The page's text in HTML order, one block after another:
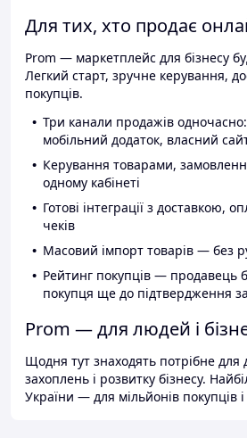
Для тих, хто продає
Prom — маркетплейс для бізнесу
Легкий старт, зручне керування,
покупців.
Три канали продажів
мобільний додаток, власний
Керування товарами,
одному кабінеті
Готові інтеграції з доставкою,
чеків
Масовий імпорт товарів — без
Рейтинг покупців — продавець
покупця ще до підтвердження
Prom — для людей і
Щодня тут знаходять потрібне для
захоплень і розвитку бізнесу.
України — для мільйонів покупців